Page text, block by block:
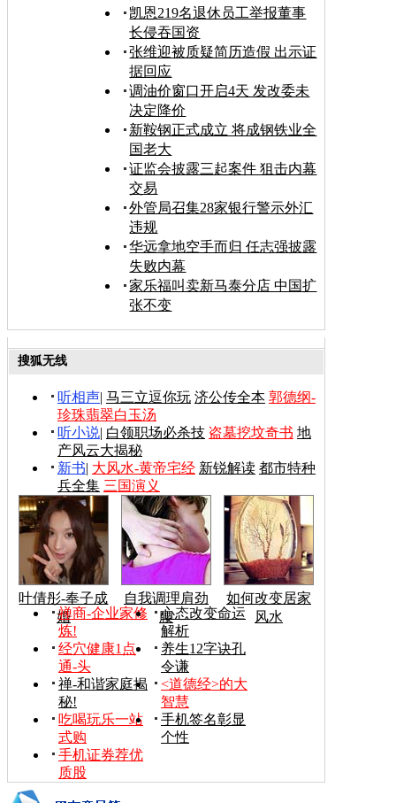
凯恩219名退休员工举报董事
长侵吞国资
张维迎被质疑简历造假 出示证
据回应
调油价窗口开启4天 发改委未
决定降价
新鞍钢正式成立 将成钢铁业全
国老大
证监会披露三起案件 狙击内幕
交易
外管局召集28家银行警示外汇
违规
华远拿地空手而归 任志强披露
失败内幕
家乐福叫卖新马泰分店 中国扩
张不变
搜狐无线
听相声| 马三立逗你玩 济公传全本 郭德纲-
珍珠翡翠白玉汤
听小说| 白领职场必杀技 盗墓挖坟奇书 地
产风云大揭秘
新书| 大风水-黄帝宅经 新锐解读 都市特种
兵全集 三国演义
叶倩彤-奉子成
婚
自我调理肩劲
腰
如何改变居家
风水
禅商-企业家修
炼!
心态改变命运
解析
经穴健康1点
通-头
养生12字诀孔
令谦
禅-和谐家庭揭
秘!
<道德经>的大
智慧
吃喝玩乐一站
式购
手机签名彰显
个性
手机证券荐优
质股